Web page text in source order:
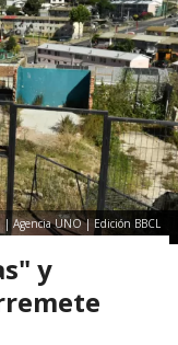
| Agencia UNO | Edición BBCL
y